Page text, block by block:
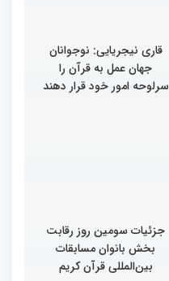
قاری نیجریایی: نوجوانان
جهان عمل به قرآن را
سرلوحه امور خود قرار دهند
جزئیات سومین روز رقابت
بخش بانوان مسابقات
بین‌المللی قرآن کریم